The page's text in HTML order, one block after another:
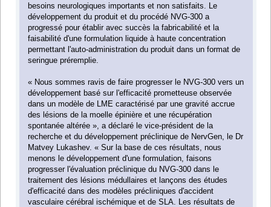
besoins neurologiques importants et non satisfaits. Le
développement du produit et du procédé NVG-300 a
progressé pour établir avec succès la fabricabilité et la
faisabilité d'une formulation liquide à haute concentration
permettant l'auto-administration du produit dans un format de
seringue préremplie.
« Nous sommes ravis de faire progresser le NVG-300 vers un
développement basé sur l'efficacité prometteuse observée
dans un modèle de LME caractérisé par une gravité accrue
des lésions de la moelle épinière et une récupération
spontanée altérée », a déclaré le vice-président de la
recherche et du développement préclinique de NervGen, le Dr
Matvey Lukashev. « Sur la base de ces résultats, nous
menons le développement d'une formulation, faisons
progresser l'évaluation préclinique du NVG-300 dans le
traitement des lésions médullaires et lançons des études
d'efficacité dans des modèles précliniques d'accident
vasculaire cérébral ischémique et de SLA. Les résultats de